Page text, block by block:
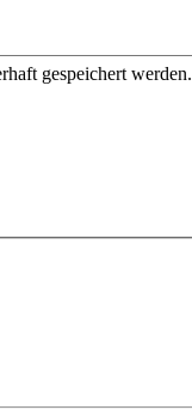
gespeichert werden.